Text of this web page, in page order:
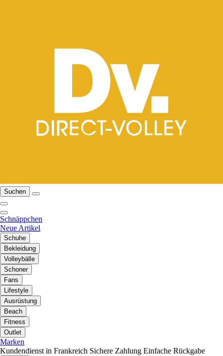
Suchen
Schnäppchen
Neue Artikel
Schuhe
Bekleidung
Volleybälle
Schoner
Fans
Lifestyle
Ausrüstung
Beach
Fitness
Outlet
Marken
Kundendienst in Frankreich Sichere Zahlung Einfache Rückgabe